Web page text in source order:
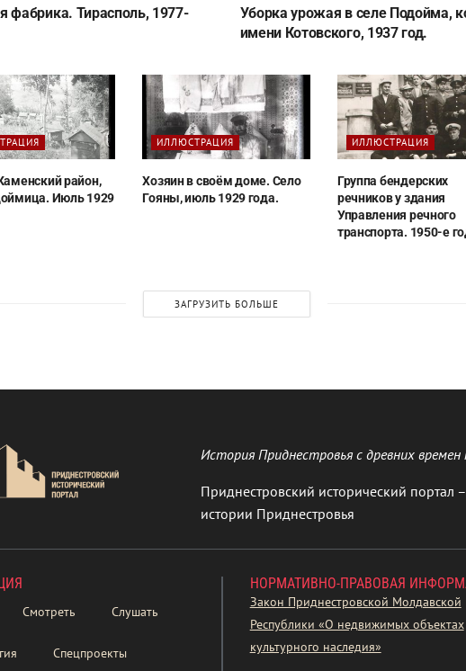
фабрика. Тирасполь, 1977-
Уборка урожая в селе Подойма,
имени Котовского, 1937 год.
район,
Июль 1929
ИЛЛЮСТРАЦИЯ
Хозяин в своём доме. Село
Гояны, июль 1929 года.
ИЛЛЮСТРАЦИЯ
Группа бендерских
речников у здания
Управления речного
транспорта. 1950-е
ЗАГРУЗИТЬ БОЛЬШЕ
История Приднестровья с древних времен
Приднестровский исторический
истории Приднестровья
Смотреть Слушать
Спецпроекты
НОРМАТИВНО-ПРАВОВАЯ
Закон Приднестровской Молдавской
Республики «О недвижимых объектах
культурного наследия»